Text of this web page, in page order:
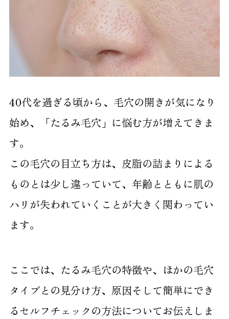
美容医療によるたるみ毛穴の根本改善
3.3ルビーフラクショナルレーザー
3.4 メソナJ
治療を検討する際の判断ポイント
4.1この治療は自分の肌にあっているか
4.2どのくらいの頻度で治療が必要か
5たるみ毛穴の再発防止とアフターケア
6 Pono clinicが提供するたるみ毛穴治療
40代を過ぎる頃から、毛穴の開きが気になり
始め、「たるみ毛穴」に悩む方が増えてきま
す。
この毛穴の目立ち方は、皮脂の詰まりによる
ものとは少し違っていて、年齢とともに肌の
ハリが失われていくことが大きく関わってい
ます。
ここでは、たるみ毛穴の特徴や、ほかの毛穴
タイプとの見分け方、原因そして簡単にでき
るセルフチェックの方法についてお伝えしま